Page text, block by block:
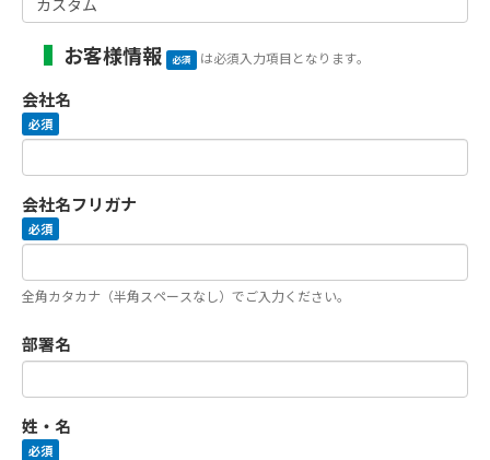
お客様情報 必須 は必須入力項目となります。
会社名
必須
会社名フリガナ
必須
全角カタカナ（半角スペースなし）でご入力ください。
部署名
姓・名
必須